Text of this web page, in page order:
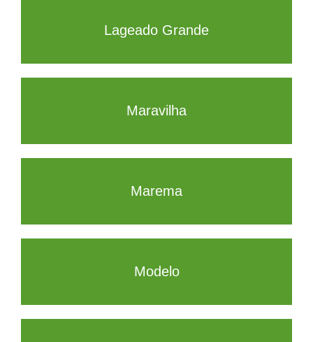
Lageado Grande
Maravilha
Marema
Modelo